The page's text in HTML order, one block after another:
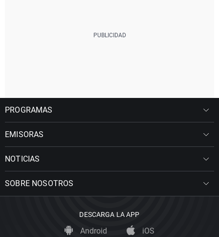
PROGRAMAS
EMISORAS
NOTICIAS
SOBRE NOSOTROS
DESCARGA LA APP
Android iOS